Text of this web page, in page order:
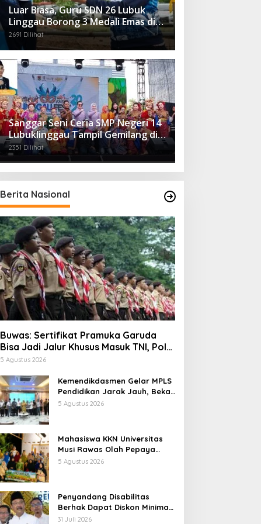
Luar Biasa, Guru SDN 26 Lubuk
Linggau Borong 3 Medali Emas di
Tiga Cabor Berbeda
2691 Dilihat
Sanggar Seni Ceria SMP Negeri 14
Lubuklinggau Tampil Gemilang di
Linggau Fest 2025
2351 Dilihat
Berita Nasional
Buwas: Sertifikat Pramuka Garuda
Bisa Jadi Jalur Khusus Masuk TNI, Polri,
dan Perguruan Tinggi
5 Agustus 2026
Kemendikdasmen Gelar MPLS
Pendidikan Jarak Jauh, Bekali
Murid Bangun Kemandirian
5 Agustus 2026
Mahasiswa KKN Universitas
Musi Rawas Olah Pepaya
Menjadi Produk Bernilai Jual
5 Agustus 2026
Penyandang Disabilitas
Berhak Dapat Diskon Minimal
20 Persen untuk Biaya
31 Juli 2026